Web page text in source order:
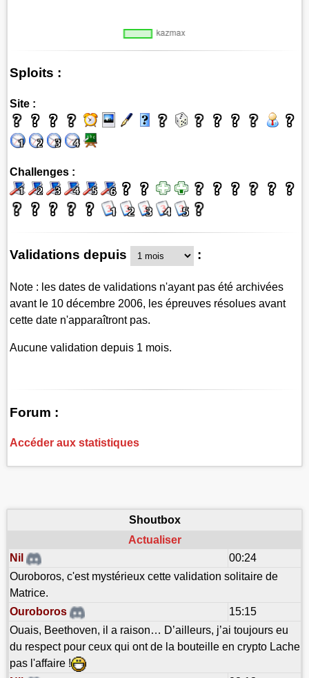
Sploits :
Site :
Challenges :
Validations depuis :
Note : les dates de validations n'ayant pas été archivées
avant le 10 décembre 2006, les épreuves résolues avant
cette date n'apparaîtront pas.
Aucune validation depuis 1 mois.
Forum :
Accéder aux statistiques
Shoutbox
Actualiser
Nil
00:24
Ouroboros, c'est mystérieux cette validation solitaire de
Matrice.
Ouroboros
15:15
Ouais, Beethoven, il a raison… D’ailleurs, j’ai toujours eu
du respect pour ceux qui ont de la bouteille en crypto Lache
pas l'affaire !